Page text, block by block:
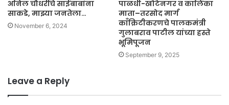
अनिल चौधरींचे साईबाबांना
साकडे, माझ्या जनतेला…
November 6, 2024
पाळधी-खोटेनगर व कालिंका
माता–तरसोद मार्ग
काँक्रिटीकरणचे पालकमंत्री
गुलाबराव पाटील यांच्या हस्ते
भूमिपूजन
September 9, 2025
Leave a Reply